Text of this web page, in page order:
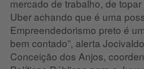
mercado de trabalho, de
Uber achando que é uma
Empreendedorismo preto é
bem contado”, alerta
Conceição dos Anjos,